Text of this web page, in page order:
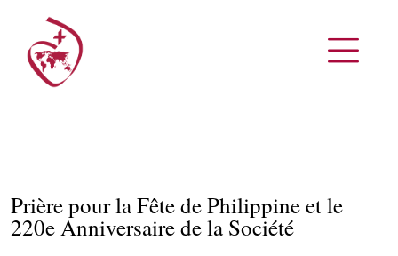
Prière pour la Fête de Philippine et le
220e Anniversaire de la Société